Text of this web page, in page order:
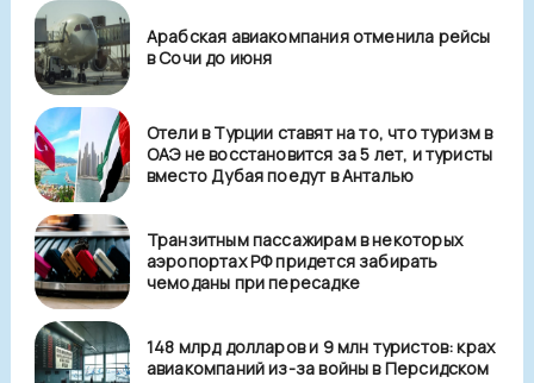
Арабская авиакомпания отменила рейсы
в Сочи до июня
Отели в Турции ставят на то, что туризм в
ОАЭ не восстановится за 5 лет, и туристы
вместо Дубая поедут в Анталью
Транзитным пассажирам в некоторых
аэропортах РФ придется забирать
чемоданы при пересадке
148 млрд долларов и 9 млн туристов: крах
авиакомпаний из-за войны в Персидском